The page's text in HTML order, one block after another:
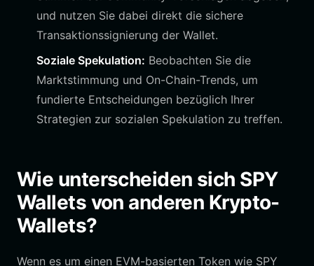
und nutzen Sie dabei direkt die sichere
Transaktionssignierung der Wallet.
Soziale Spekulation: Beobachten Sie die
Marktstimmung und On-Chain-Trends, um
fundierte Entscheidungen bezüglich Ihrer
Strategien zur sozialen Spekulation zu treffen.
Wie unterscheiden sich SPY
Wallets von anderen Krypto-
Wallets?
Wenn es um einen EVM-basierten Token wie SPY